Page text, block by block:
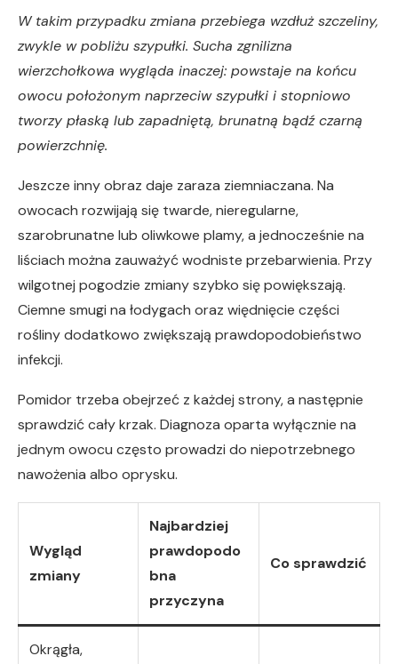
W takim przypadku zmiana przebiega wzdłuż szczeliny,
zwykle w pobliżu szypułki. Sucha zgnilizna
wierzchołkowa wygląda inaczej: powstaje na końcu
owocu położonym naprzeciw szypułki i stopniowo
tworzy płaską lub zapadniętą, brunatną bądź czarną
powierzchnię.
Jeszcze inny obraz daje zaraza ziemniaczana. Na
owocach rozwijają się twarde, nieregularne,
szarobrunatne lub oliwkowe plamy, a jednocześnie na
liściach można zauważyć wodniste przebarwienia. Przy
wilgotnej pogodzie zmiany szybko się powiększają.
Ciemne smugi na łodygach oraz więdnięcie części
rośliny dodatkowo zwiększają prawdopodobieństwo
infekcji.
Pomidor trzeba obejrzeć z każdej strony, a następnie
sprawdzić cały krzak. Diagnoza oparta wyłącznie na
jednym owocu często prowadzi do niepotrzebnego
nawożenia albo oprysku.
Wygląd
zmiany
Najbardziej
prawdopodo
bna
przyczyna
Co sprawdzić
Okrągła,